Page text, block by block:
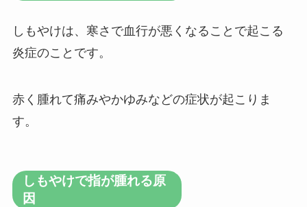
しもやけは、寒さで血行が悪くなることで起こる
炎症のことです。
赤く腫れて痛みやかゆみなどの症状が起こりま
す。
しもやけで指が腫れる原
因